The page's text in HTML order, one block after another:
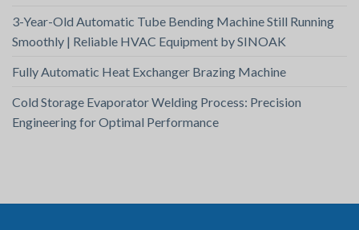
3-Year-Old Automatic Tube Bending Machine Still Running
Smoothly | Reliable HVAC Equipment by SINOAK
Fully Automatic Heat Exchanger Brazing Machine
Cold Storage Evaporator Welding Process: Precision
Engineering for Optimal Performance